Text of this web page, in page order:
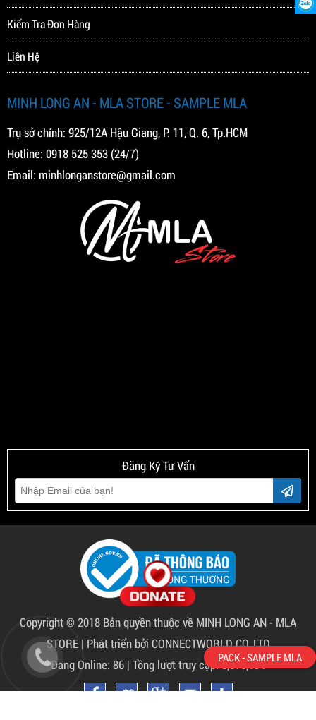
Kiểm Tra Đơn Hàng
Liên Hệ
MINH LONG AN - MLA STORE - SAMPLE MLA
Trụ sở chính: 925/12A Hậu Giang, P. 11, Q. 6, Tp.HCM
Hotline: 0918 525 353 (24/7)
Email: minhlonganstore@gmail.com
Đăng Ký Tư Vấn
Copyright © 2018 Bản quyền thuộc về MINH LONG AN - MLA
STORE | Phát triển bởi CONNECTWORLD CO.,LTD
Đang Online: 86 | Tồng lượt truy cập: 5,876,134
PACK - SAMPLE MLA